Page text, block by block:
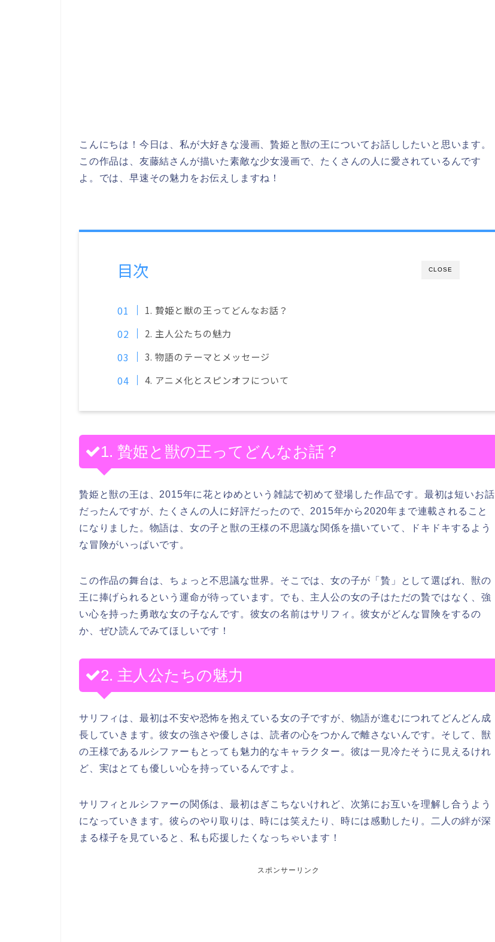
こんにちは！今日は、私が大好きな漫画、贄姫と獣の王についてお話ししたいと思います。
この作品は、友藤結さんが描いた素敵な少女漫画で、たくさんの人に愛されているんです
よ。では、早速その魅力をお伝えしますね！
CLOSE
目次
1. 贄姫と獣の王ってどんなお話？
2. 主人公たちの魅力
3. 物語のテーマとメッセージ
4. アニメ化とスピンオフについて
1. 贄姫と獣の王ってどんなお話？
贄姫と獣の王は、2015年に花とゆめという雑誌で初めて登場した作品です。最初は短いお話
だったんですが、たくさんの人に好評だったので、2015年から2020年まで連載されること
になりました。物語は、女の子と獣の王様の不思議な関係を描いていて、ドキドキするよう
な冒険がいっぱいです。
この作品の舞台は、ちょっと不思議な世界。そこでは、女の子が「贄」として選ばれ、獣の
王に捧げられるという運命が待っています。でも、主人公の女の子はただの贄ではなく、強
い心を持った勇敢な女の子なんです。彼女の名前はサリフィ。彼女がどんな冒険をするの
か、ぜひ読んでみてほしいです！
2. 主人公たちの魅力
サリフィは、最初は不安や恐怖を抱えている女の子ですが、物語が進むにつれてどんどん成
長していきます。彼女の強さや優しさは、読者の心をつかんで離さないんです。そして、獣
の王様であるルシファーもとっても魅力的なキャラクター。彼は一見冷たそうに見えるけれ
ど、実はとても優しい心を持っているんですよ。
サリフィとルシファーの関係は、最初はぎこちないけれど、次第にお互いを理解し合うよう
になっていきます。彼らのやり取りは、時には笑えたり、時には感動したり。二人の絆が深
まる様子を見ていると、私も応援したくなっちゃいます！
スポンサーリンク